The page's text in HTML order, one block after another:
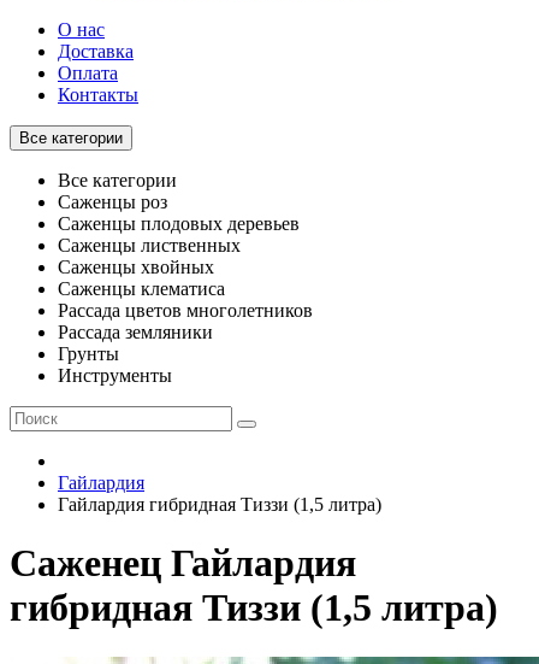
О нас
Доставка
Оплата
Контакты
Все категории
Все категории
Саженцы роз
Саженцы плодовых деревьев
Саженцы лиственных
Саженцы хвойных
Саженцы клематиса
Рассада цветов многолетников
Рассада земляники
Грунты
Инструменты
Гайлардия
Гайлардия гибридная Тиззи (1,5 литра)
Саженец Гайлардия
гибридная Тиззи (1,5 литра)